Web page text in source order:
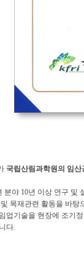
국립산림과학원의 임
야 10년 이상 연구 및
목재관련 활동을 바탕
업기술을 현장에 조기
다.